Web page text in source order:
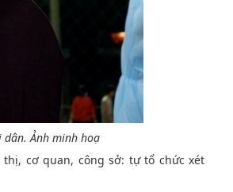
dân. Ảnh minh hoạ
cơ quan, công sở: tự tổ chức xét